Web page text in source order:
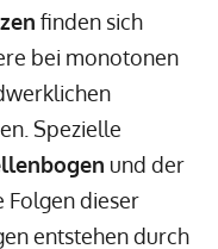
finden sich
bei monotonen
Spezielle
und der
Folgen dieser
entstehen durch